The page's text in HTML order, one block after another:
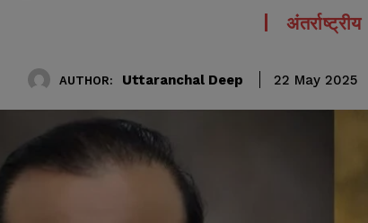
अंतर्राष्ट्रीय
AUTHOR: Uttaranchal Deep 22 May 2025